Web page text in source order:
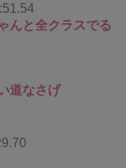
んと全クラスでる
道なさげ